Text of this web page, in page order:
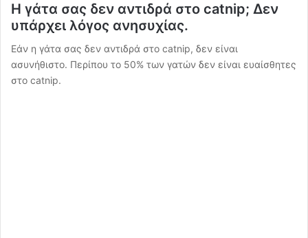
Η γάτα σας δεν αντιδρά στο catnip; Δεν
υπάρχει λόγος ανησυχίας.
Εάν η γάτα σας δεν αντιδρά στο catnip, δεν είναι
ασυνήθιστο. Περίπου το 50% των γατών δεν είναι ευαίσθητες
στο catnip.